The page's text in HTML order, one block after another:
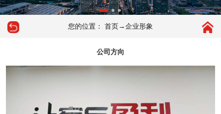
您的位置： 首页 → 企业形象
公司方向